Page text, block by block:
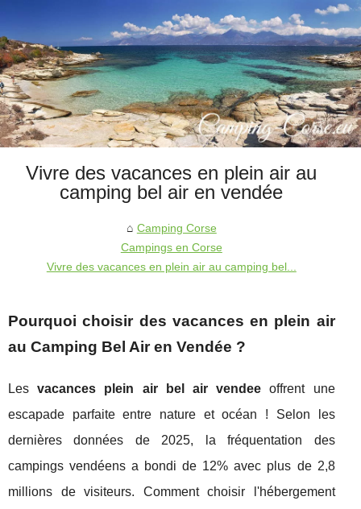
Vivre des vacances en plein air au
camping bel air en vendée
Camping Corse
Campings en Corse
Vivre des vacances en plein air au camping bel...
Pourquoi choisir des vacances en plein air
au Camping Bel Air en Vendée ?
Lesvacances plein air bel air vendee offrent une
escapade parfaite entre nature et océan ! Selon les
dernières données de 2025, la fréquentation des
campings vendéens a bondi de 12% avec plus de 2,8
millions de visiteurs. Comment choisir l'hébergement